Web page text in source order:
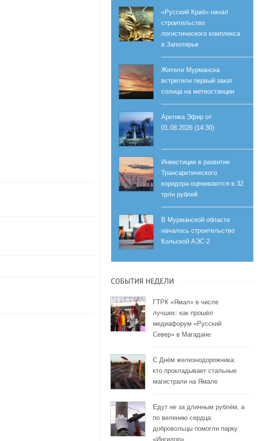
«Русский Краб» начал
строительство
логистического комплекса
в Заполярье
Жители Мурманска
встретили первый закат
солнца на метеостанции
Арктика Эфир от
01.08.2026 (14:30)
Инвестиции в развитие
Трансарктического
коридора оцениваются в 32
трлн рублей
В Мурманской области
началось строительство
Кольской АЭС-2
СОБЫТИЯ НЕДЕЛИ
ГТРК «Ямал» в числе
лучших: как прошёл
медиафорум «Русский
Север» в Магадане
С Днём железнодорожника:
кто прокладывает стальные
магистрали на Ямале
Едут не за длинным рублём, а
по велению сердца:
добровольцы помогли парку
«Ингилор»